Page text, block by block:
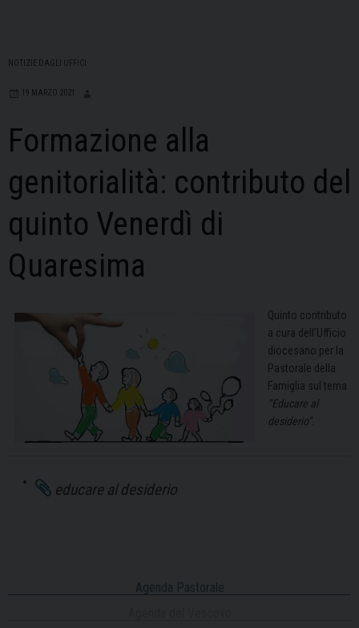
NOTIZIE DAGLI UFFICI
19 MARZO 2021
Formazione alla
genitorialità: contributo del
quinto Venerdì di
Quaresima
Quinto contributo
a cura dell’Ufficio
diocesano per la
Pastorale della
Famiglia sul tema
“Educare al
desiderio”.
educare al desiderio
Agenda Pastorale